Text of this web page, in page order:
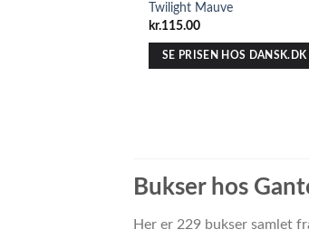
Twilight Mauve
kr.115.00
SE PRISEN HOS DANSK.DK
Bukser hos
Her er 229 bukser samlet